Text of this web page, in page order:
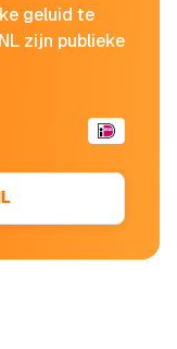
geluid te
zijn publieke